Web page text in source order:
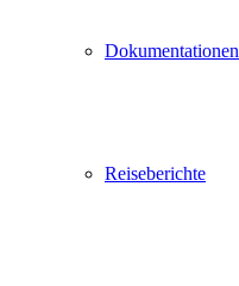
Dokumentationen
Reiseberichte